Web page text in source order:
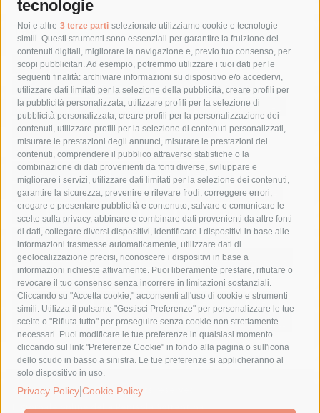
tecnologie
Noi e altre 3 terze parti selezionate utilizziamo cookie e tecnologie
simili. Questi strumenti sono essenziali per garantire la fruizione dei
contenuti digitali, migliorare la navigazione e, previo tuo consenso, per
scopi pubblicitari. Ad esempio, potremmo utilizzare i tuoi dati per le
seguenti finalità: archiviare informazioni su dispositivo e/o accedervi,
utilizzare dati limitati per la selezione della pubblicità, creare profili per
la pubblicità personalizzata, utilizzare profili per la selezione di
pubblicità personalizzata, creare profili per la personalizzazione dei
contenuti, utilizzare profili per la selezione di contenuti personalizzati,
misurare le prestazioni degli annunci, misurare le prestazioni dei
contenuti, comprendere il pubblico attraverso statistiche o la
combinazione di dati provenienti da fonti diverse, sviluppare e
migliorare i servizi, utilizzare dati limitati per la selezione dei contenuti,
garantire la sicurezza, prevenire e rilevare frodi, correggere errori,
erogare e presentare pubblicità e contenuto, salvare e comunicare le
scelte sulla privacy, abbinare e combinare dati provenienti da altre fonti
di dati, collegare diversi dispositivi, identificare i dispositivi in base alle
informazioni trasmesse automaticamente, utilizzare dati di
geolocalizzazione precisi, riconoscere i dispositivi in base a
informazioni richieste attivamente. Puoi liberamente prestare, rifiutare o
revocare il tuo consenso senza incorrere in limitazioni sostanziali.
Cliccando su "Accetta cookie," acconsenti all'uso di cookie e strumenti
simili. Utilizza il pulsante "Gestisci Preferenze" per personalizzare le tue
scelte o "Rifiuta tutto" per proseguire senza cookie non strettamente
necessari. Puoi modificare le tue preferenze in qualsiasi momento
cliccando sul link "Preferenze Cookie" in fondo alla pagina o sull'icona
dello scudo in basso a sinistra. Le tue preferenze si applicheranno al
solo dispositivo in uso.
Privacy Policy Cookie Policy
Tag
acqua allerta meteo
anas
area marina protetta di punta campanella
arresto
Asl Napoli 3 sud
capitaneria di porto capri
carabinieri
castellammare di stabia
circumvesuviana
comune di sorrento
concerto
contagi
costiera amalfitana
covid-19 eav
elezioni
fondazione sorrento
gori guardia costiera
incidente
lavori
lorenzo balducelli mare
massa lubrense
massimo coppola
Meta napoli
ordinanza
penisola sorrentina
piano di sorrento
polizia municipale
protezione civile
Regione Campania
sant'agnello
sindaco cuomo
sorrento studenti temporali
treni
turismo
Vico Equense villa fiorentino vincenzo de luca
© 2015 SorrentoPress. All rights reserved.
Il giornale online della Penisola Sorrentina